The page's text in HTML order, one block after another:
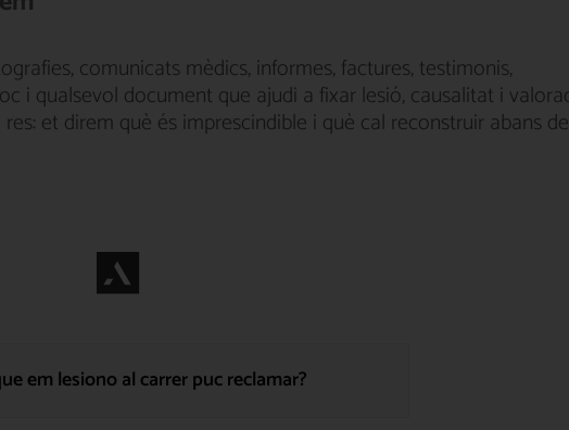
comunicats mèdics, informes, factures, testimonis,
i qualsevol document que ajudi a fixar lesió, causalitat i
et direm què és imprescindible i què cal reconstruir abans de
em lesiono al carrer puc reclamar?